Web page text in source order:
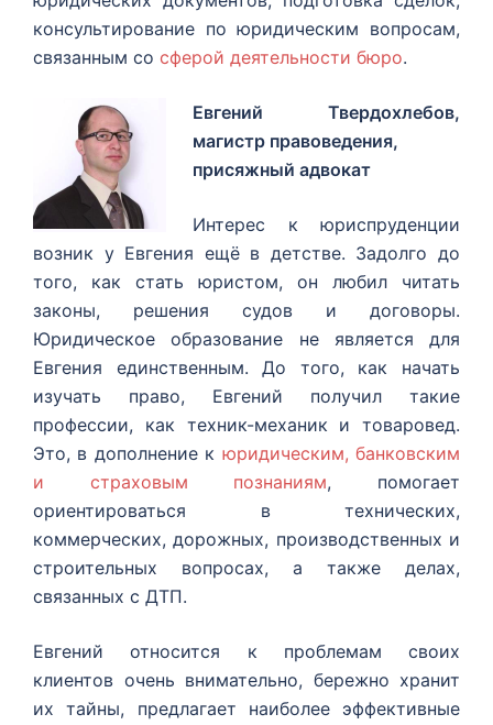
консультирование по юридическим вопросам,
связанным со сферой деятельности бюро.
Евгений Твердохлебов,
магистр правоведения,
присяжный адвокат
Интерес к юриспруденции
возник у Евгения ещё в детстве. Задолго до
того, как стать юристом, он любил читать
законы, решения судов и договоры.
Юридическое образование не является для
Евгения единственным. До того, как начать
изучать право, Евгений получил такие
профессии, как техник-механик и товаровед.
Это, в дополнение к юридическим, банковским
и страховым познаниям, помогает
ориентироваться в технических,
коммерческих, дорожных, производственных и
строительных вопросах, а также делах,
связанных с ДТП.
Евгений относится к проблемам своих
клиентов очень внимательно, бережно хранит
их тайны, предлагает наиболее эффективные